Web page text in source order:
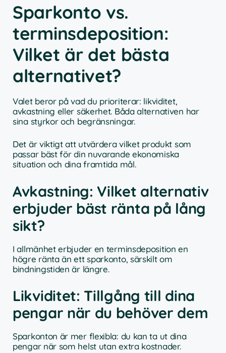
Sparkonto vs.
terminsdeposition:
Vilket är det bästa
alternativet?
Valet beror på vad du prioriterar: likviditet,
avkastning eller säkerhet. Båda alternativen har
sina styrkor och begränsningar.
Det är viktigt att utvärdera vilket produkt som
passar bäst för din nuvarande ekonomiska
situation och dina framtida mål.
Avkastning: Vilket alternativ
erbjuder bäst ränta på lång
sikt?
I allmänhet erbjuder en terminsdeposition en
högre ränta än ett sparkonto, särskilt om
bindningstiden är längre.
Likviditet: Tillgång till dina
pengar när du behöver dem
Sparkonton är mer flexibla: du kan ta ut dina
pengar när som helst utan extra kostnader.